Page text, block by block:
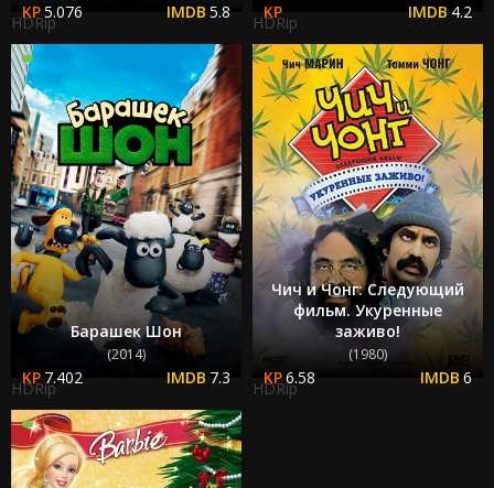
5.076 5.8
HDRip
4.2
HDRip
Барашек Шон
(2014)
7.402 7.3
HDRip
Чич и Чонг: Следующий
фильм. Укуренные
заживо!
(1980)
6.58 6
HDRip